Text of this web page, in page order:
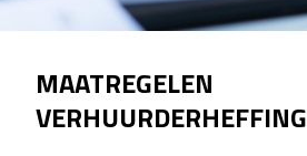
MAATREGELEN
VERHUURDERHEFFING